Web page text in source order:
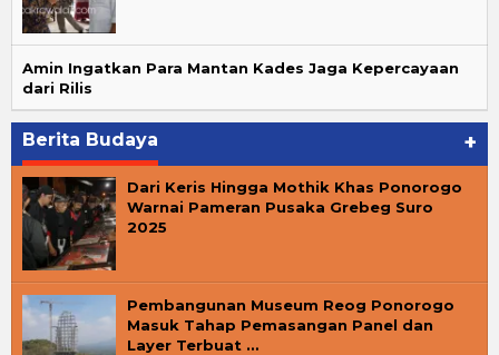
Amin Ingatkan Para Mantan Kades Jaga Kepercayaan
dari Rilis
Berita Budaya +
Dari Keris Hingga Mothik Khas Ponorogo
Warnai Pameran Pusaka Grebeg Suro
2025
Pembangunan Museum Reog Ponorogo
Masuk Tahap Pemasangan Panel dan
Layer Terbuat …